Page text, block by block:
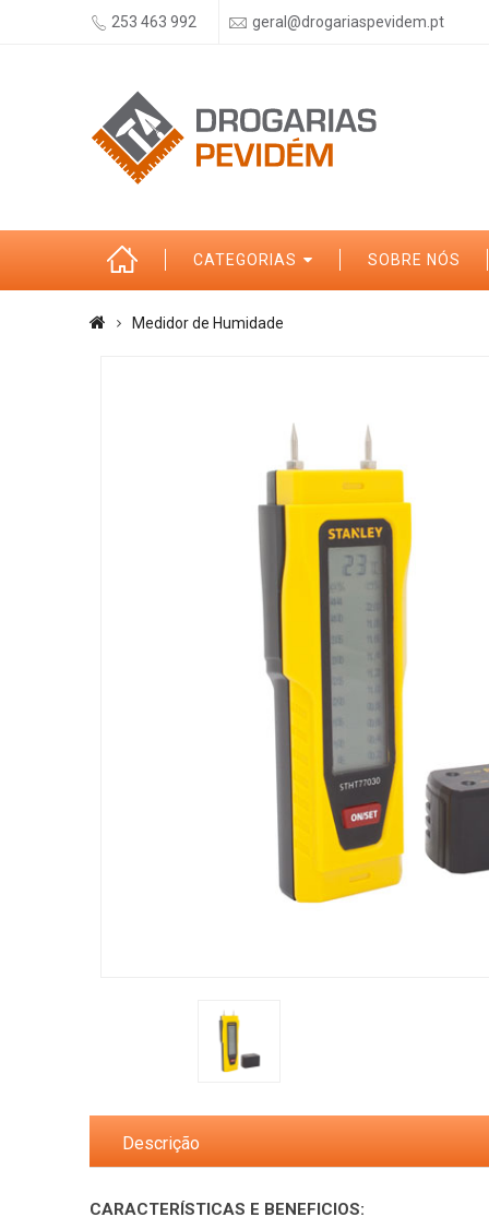
253 463 992 geral@drogariaspevidem.pt
CATEGORIAS SOBRE NÓS
Medidor de Humidade
Descrição
CARACTERÍSTICAS E BENEFICIOS: